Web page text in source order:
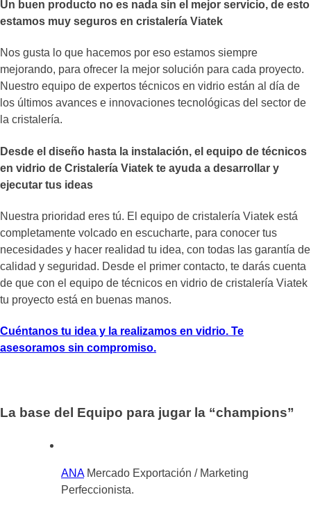
Un buen producto no es nada sin el mejor servicio, de esto
estamos muy seguros en cristalería Viatek
Nos gusta lo que hacemos por eso estamos siempre
mejorando, para ofrecer la mejor solución para cada proyecto.
Nuestro equipo de expertos técnicos en vidrio están al día de
los últimos avances e innovaciones tecnológicas del sector de
la cristalería.
Desde el diseño hasta la instalación, el equipo de técnicos
en vidrio de Cristalería Viatek te ayuda a desarrollar y
ejecutar tus ideas
Nuestra prioridad eres tú. El equipo de cristalería Viatek está
completamente volcado en escucharte, para conocer tus
necesidades y hacer realidad tu idea, con todas las garantía de
calidad y seguridad. Desde el primer contacto, te darás cuenta
de que con el equipo de técnicos en vidrio de cristalería Viatek
tu proyecto está en buenas manos.
Cuéntanos tu idea y la realizamos en vidrio. Te
asesoramos sin compromiso.
La base del Equipo para jugar la “champions”
ANA Mercado Exportación / Marketing
Perfeccionista.